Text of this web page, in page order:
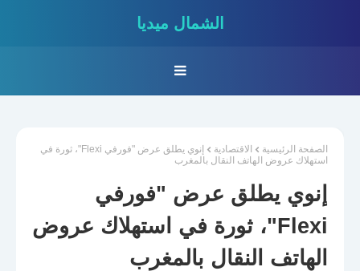
الشمال ميديا
الصفحة الرئيسية الاقتصادية
إنوي يطلق عرض "فورفي Flexi"، ثورة في
استهلاك عروض الهاتف النقال بالمغرب
إنوي يطلق عرض "فورفي
Flexi"، ثورة في استهلاك عروض
الهاتف النقال بالمغرب